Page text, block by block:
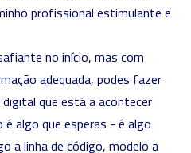
profissional estimulante e
no início, mas com
adequada, podes fazer
que está a acontecer
algo que esperas - é algo
a linha de código, modelo a